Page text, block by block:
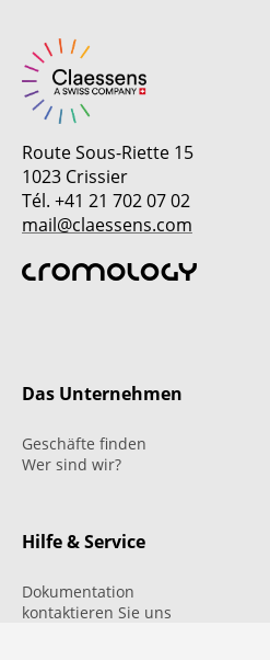
Route Sous-Riette 15
1023 Crissier
Tél. +41 21 702 07 02
mail@claessens.com
Das Unternehmen
Geschäfte finden
Wer sind wir?
Hilfe & Service
Dokumentation
kontaktieren Sie uns